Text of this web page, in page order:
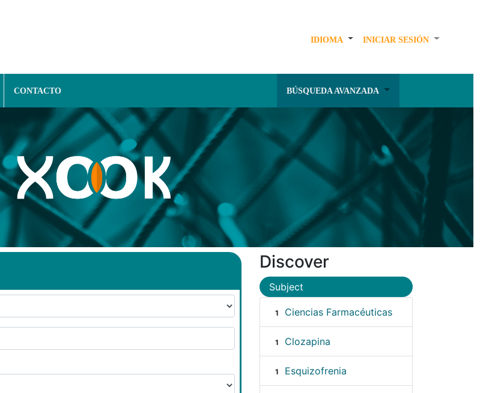
IDIOMA INICIAR SESIÓN
CONTACTO BÚSQUEDA AVANZADA
Discover
Subject
1 Ciencias Farmacéuticas
1 Clozapina
1 Esquizofrenia